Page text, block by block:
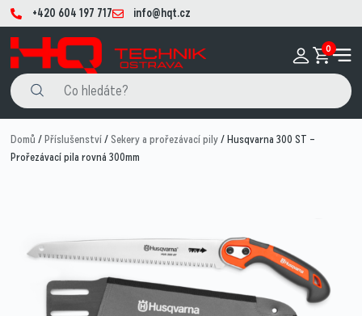
+420 604 197 717 info@hqt.cz
0
Domů /Příslušenství/Sekery a prořezávací pily/ Husqvarna 300 ST –
Prořezávací pila rovná 300mm